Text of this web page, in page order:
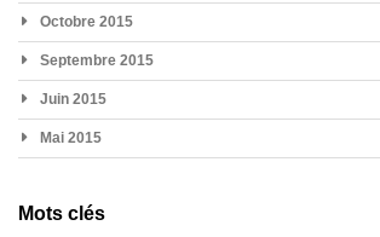
Octobre 2015
Septembre 2015
Juin 2015
Mai 2015
Mots clés